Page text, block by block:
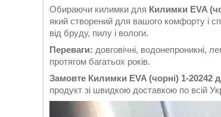
Обираючи килимки для Килимки EVA
який створений для вашого комфорту і
від бруду, пилу і вологи.
Переваги: довговічні, водонепроникні,
протягом багатьох років.
Замовте Килимки EVA (чорні) 1-20242
продукт зі швидкою доставкою по всій